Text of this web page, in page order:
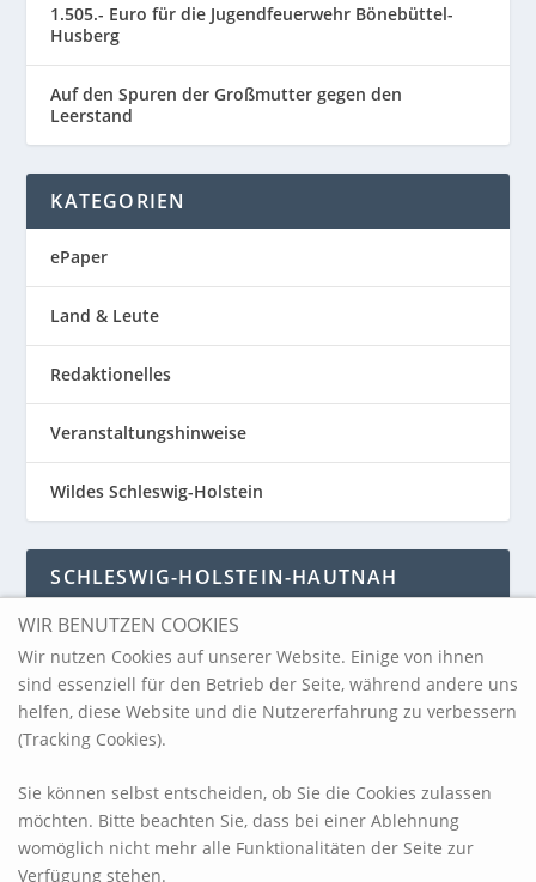
1.505.- Euro für die Jugendfeuerwehr Bönebüttel-
Husberg
Auf den Spuren der Großmutter gegen den
Leerstand
KATEGORIEN
ePaper
Land & Leute
Redaktionelles
Veranstaltungshinweise
Wildes Schleswig-Holstein
SCHLESWIG-HOLSTEIN-HAUTNAH
Schleswig-Holstein-Hautnah
ARCHIV
WIR BENUTZEN COOKIES
Wir nutzen Cookies auf unserer Website. Einige von ihnen
sind essenziell für den Betrieb der Seite, während andere uns
helfen, diese Website und die Nutzererfahrung zu verbessern
(Tracking Cookies).
Sie können selbst entscheiden, ob Sie die Cookies zulassen
möchten. Bitte beachten Sie, dass bei einer Ablehnung
womöglich nicht mehr alle Funktionalitäten der Seite zur
Verfügung stehen.